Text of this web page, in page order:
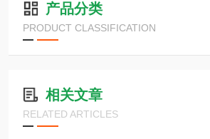
产品分类
PRODUCT CLASSIFICATION
相关文章
RELATED ARTICLES